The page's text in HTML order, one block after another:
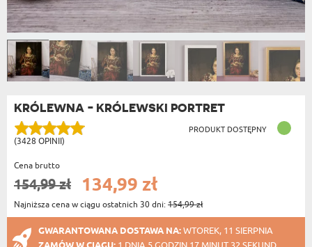
KRÓLEWNA - KRÓLEWSKI PORTRET
(3428 OPINII)
PRODUKT DOSTĘPNY
Cena brutto
154,99 zł 134,99 zł
Najniższa cena w ciągu ostatnich 30 dni:154,99 zł
GWARANTOWANA DOSTAWA NA:WTOREK, 11 SIERPNIA